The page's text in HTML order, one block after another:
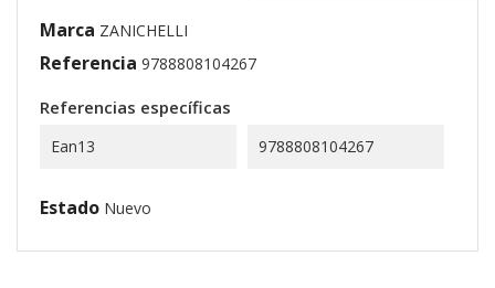
Marca ZANICHELLI
Referencia 9788808104267
Referencias específicas
Ean13 9788808104267
Estado Nuevo